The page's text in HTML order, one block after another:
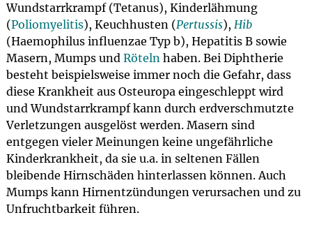
Wundstarrkrampf (Tetanus), Kinderlähmung
(Poliomyelitis), Keuchhusten (Pertussis), Hib
(Haemophilus influenzae Typ b), Hepatitis B sowie
Masern, Mumps und Rötelnhaben. Bei Diphtherie
besteht beispielsweise immer noch die Gefahr, dass
diese Krankheit aus Osteuropa eingeschleppt wird
und Wundstarrkrampf kann durch erdverschmutzte
Verletzungen ausgelöst werden. Masern sind
entgegen vieler Meinungen keine ungefährliche
Kinderkrankheit, da sie u.a. in seltenen Fällen
bleibende Hirnschäden hinterlassen können. Auch
Mumps kann Hirnentzündungen verursachen und zu
Unfruchtbarkeit führen.